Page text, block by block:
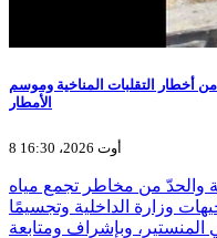
من أخطار التقلبات المناخية وموسم
الأمطار
8 أوت 2026، 16:30
والحدّ من مخاطر تجمع مياه
وزارة الداخلية وتجسيمًا